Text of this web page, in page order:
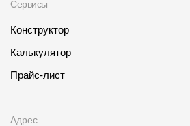
Сервисы
Конструктор
Калькулятор
Прайс-лист
Адрес